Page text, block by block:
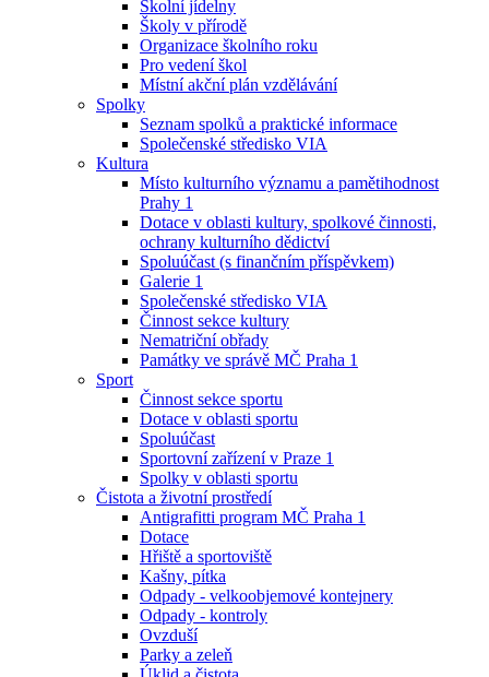
Školní jídelny
Školy v přírodě
Organizace školního roku
Pro vedení škol
Místní akční plán vzdělávání
Spolky
Seznam spolků a praktické informace
Společenské středisko VIA
Kultura
Místo kulturního významu a pamětihodnost
Prahy 1
Dotace v oblasti kultury, spolkové činnosti,
ochrany kulturního dědictví
Spoluúčast (s finančním příspěvkem)
Galerie 1
Společenské středisko VIA
Činnost sekce kultury
Nematriční obřady
Památky ve správě MČ Praha 1
Sport
Činnost sekce sportu
Dotace v oblasti sportu
Spoluúčast
Sportovní zařízení v Praze 1
Spolky v oblasti sportu
Čistota a životní prostředí
Antigrafitti program MČ Praha 1
Dotace
Hřiště a sportoviště
Kašny, pítka
Odpady - velkoobjemové kontejnery
Odpady - kontroly
Ovzduší
Parky a zeleň